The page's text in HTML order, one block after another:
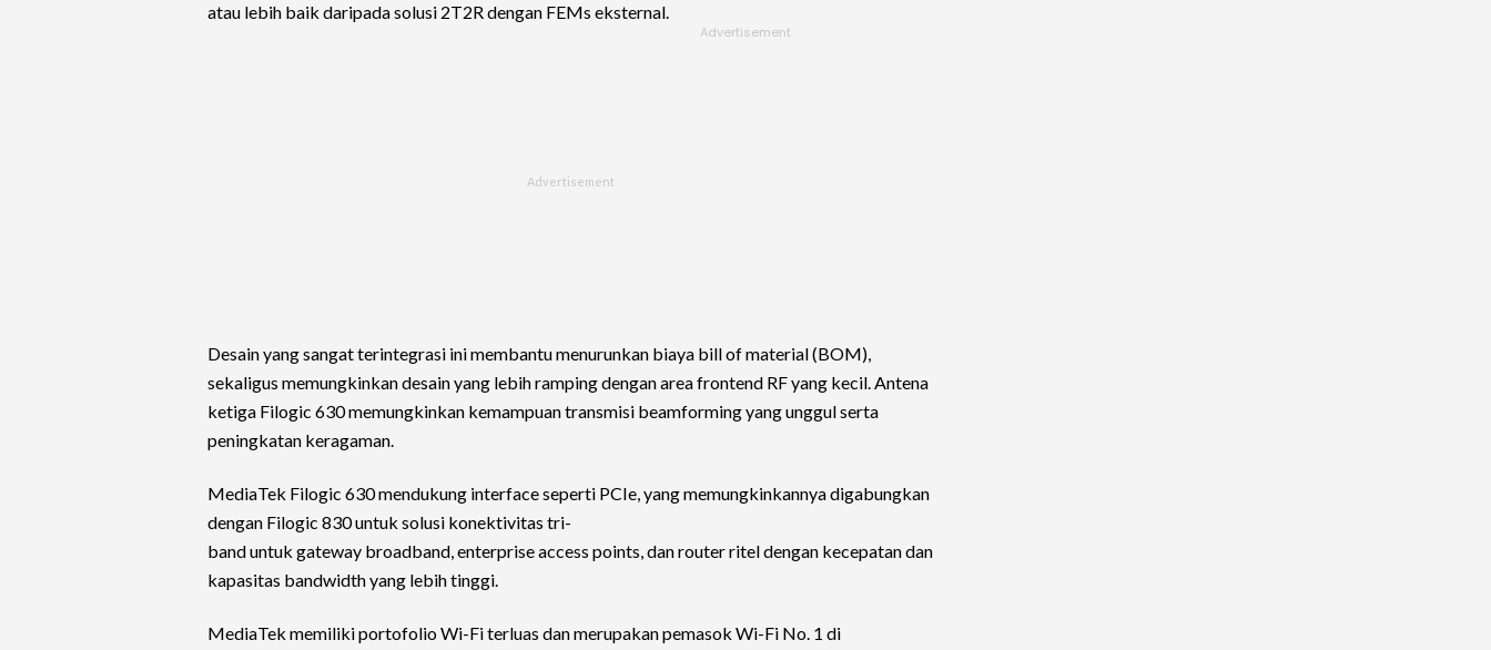
atau lebih baik daripada solusi 2T2R dengan FEMs eksternal.
Desain yang sangat terintegrasi ini membantu menurunkan biaya bill of material (BOM),
sekaligus memungkinkan desain yang lebih ramping dengan area frontend RF yang kecil. Antena
ketiga Filogic 630 memungkinkan kemampuan transmisi beamforming yang unggul serta
peningkatan keragaman.
MediaTek Filogic 630 mendukung interface seperti PCIe, yang memungkinkannya digabungkan
dengan Filogic 830 untuk solusi konektivitas tri-
band untuk gateway broadband, enterprise access points, dan router ritel dengan kecepatan dan
kapasitas bandwidth yang lebih tinggi.
MediaTek memiliki portofolio Wi-Fi terluas dan merupakan pemasok Wi-Fi No. 1 di